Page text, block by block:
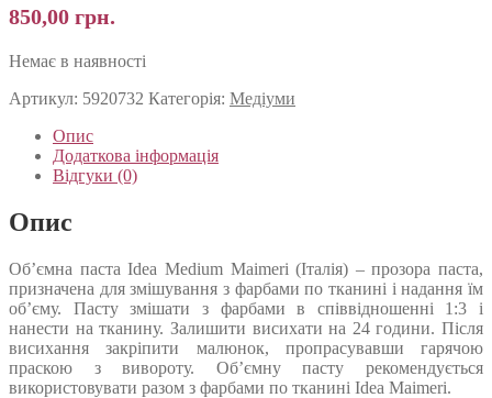
850,00 грн.
Немає в наявності
Артикул: 5920732 Категорія: Медіуми
Опис
Додаткова інформація
Відгуки (0)
Опис
Об’ємна паста Idea Medium Maimeri (Італія) – прозора паста,
призначена для змішування з фарбами по тканині і надання їм
об’єму. Пасту змішати з фарбами в співвідношенні 1:3 і
нанести на тканину. Залишити висихати на 24 години. Після
висихання закріпити малюнок, пропрасувавши гарячою
праскою з вивороту. Об’ємну пасту рекомендується
використовувати разом з фарбами по тканині Idea Maimeri.